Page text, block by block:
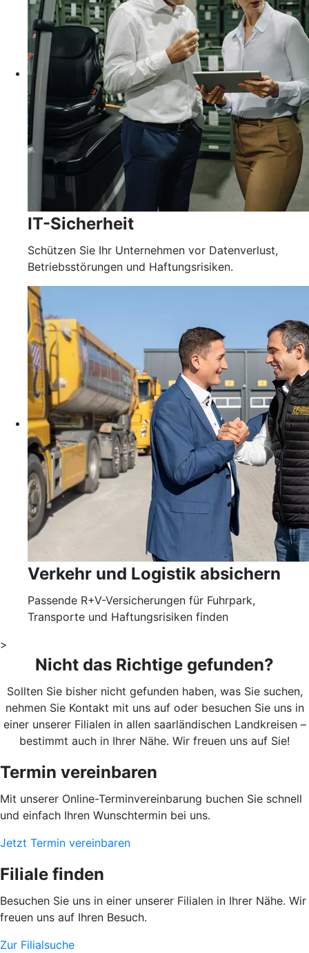
IT-Sicherheit
Schützen Sie Ihr Unternehmen vor Datenverlust,
Betriebsstörungen und Haftungsrisiken.
Verkehr und Logistik absichern
Passende R+V-Versicherungen für Fuhrpark,
Transporte und Haftungsrisiken finden
>
Nicht das Richtige gefunden?
Sollten Sie bisher nicht gefunden haben, was Sie suchen,
nehmen Sie Kontakt mit uns auf oder besuchen Sie uns in
einer unserer Filialen in allen saarländischen Landkreisen –
bestimmt auch in Ihrer Nähe. Wir freuen uns auf Sie!
Termin vereinbaren
Mit unserer Online-Terminvereinbarung buchen Sie schnell
und einfach Ihren Wunschtermin bei uns.
Jetzt Termin vereinbaren
Filiale finden
Besuchen Sie uns in einer unserer Filialen in Ihrer Nähe. Wir
freuen uns auf Ihren Besuch.
Zur Filialsuche